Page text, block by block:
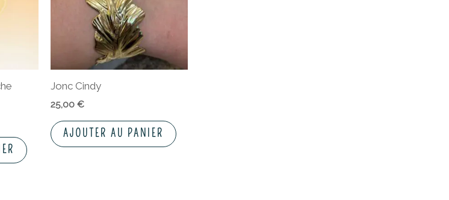
Jonc Cindy
25,00 €
AJOUTER AU PANIER